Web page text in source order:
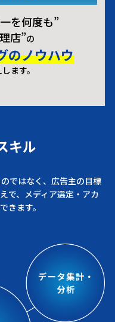
を何度も”
店”の
のノウハウ
ます。
キル
ではなく、広告主の目標
で、 メディア選定・アカ
きます。